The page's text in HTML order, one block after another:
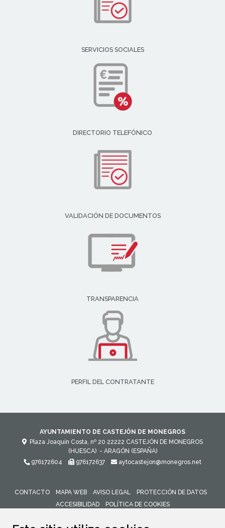
SERVICIOS SOCIALES
DIRECTORIO TELEFÓNICO
VALIDACIÓN DE DOCUMENTOS
TRANSPARENCIA
PERFIL DEL CONTRATANTE
AYUNTAMIENTO DE CASTEJÓN DE MONEGROS
Plaza Joaquín Costa, nº 20 22222 CASTEJÓN DE MONEGROS
(HUESCA) - ARAGÓN (ESPAÑA)
976172604
976172637 aytocastejon@monegros.net
CONTACTO MAPA WEB AVISO LEGAL
PROTECCIÓN DE DATOS
ACCESIBILIDAD
POLÍTICA DE COOKIES